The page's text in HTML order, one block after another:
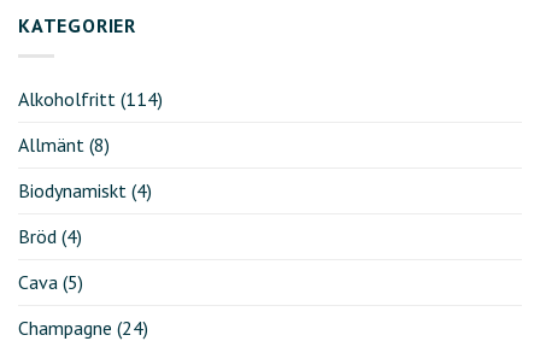
KATEGORIER
Alkoholfritt (114)
Allmänt (8)
Biodynamiskt (4)
Bröd (4)
Cava (5)
Champagne (24)